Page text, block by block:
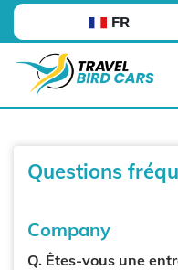
FR
Questions
Company
Q. Êtes-vous une